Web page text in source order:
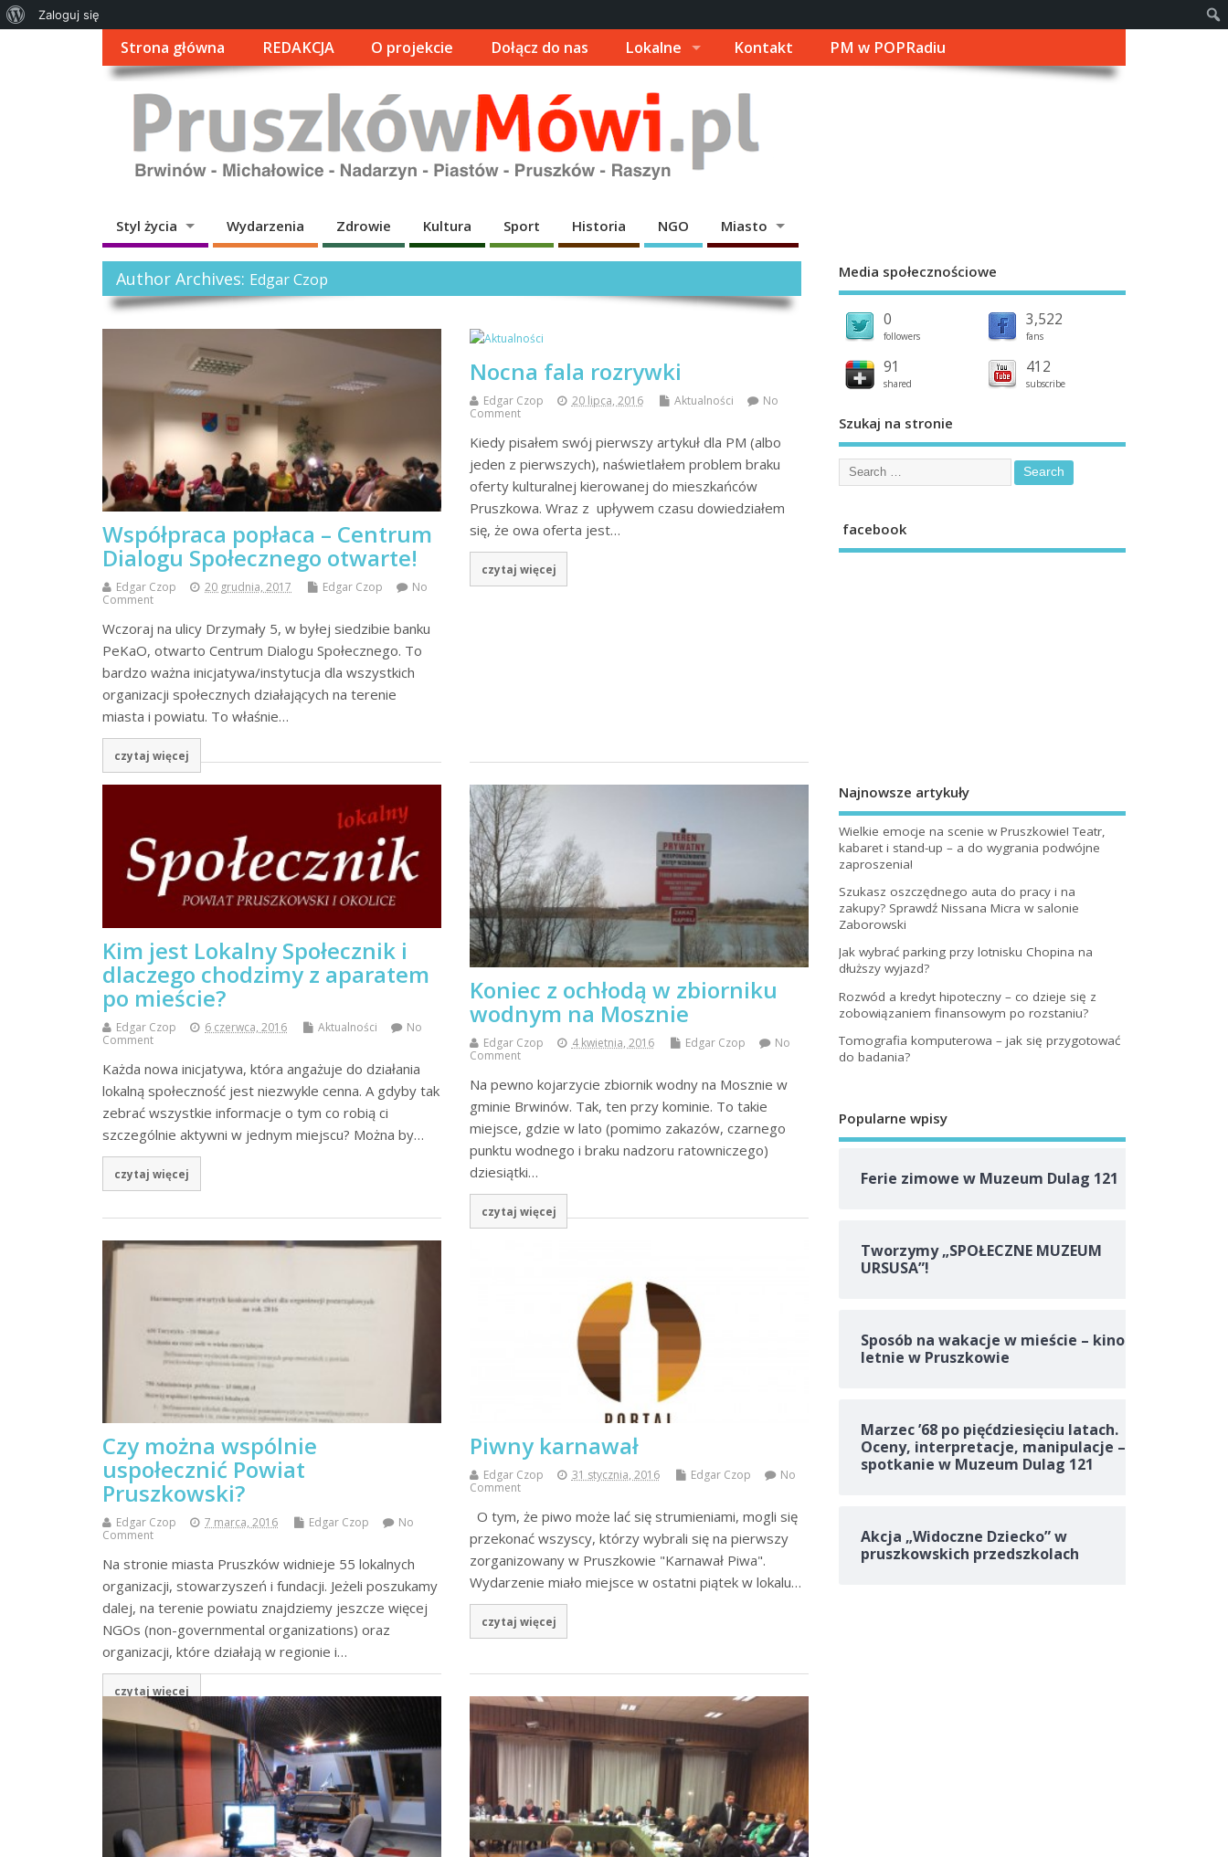
Strona główna REDAKCJA O projekcie Dołącz do nas Lokalne Kontakt PM w POPRadiu
Styl życia Wydarzenia Zdrowie Kultura Sport Historia NGO Miasto
Author Archives: Edgar Czop
Współpraca popłaca – Centrum
Dialogu Społecznego otwarte!
Edgar Czop 20 grudnia, 2017 Edgar Czop
No
Comment
Wczoraj na ulicy Drzymały 5, w byłej siedzibie banku
PeKaO, otwarto Centrum Dialogu Społecznego. To
bardzo ważna inicjatywa/instytucja dla wszystkich
organizacji społecznych działających na terenie
miasta i powiatu. To właśnie…
czytaj więcej
Nocna fala rozrywki
Edgar Czop 20 lipca, 2016 Aktualności
No
Comment
Kiedy pisałem swój pierwszy artykuł dla PM (albo
jeden z pierwszych), naświetlałem problem braku
oferty kulturalnej kierowanej do mieszkańców
Pruszkowa. Wraz z upływem czasu dowiedziałem
się, że owa oferta jest…
czytaj więcej
Kim jest Lokalny Społecznik i
dlaczego chodzimy z aparatem
po mieście?
Edgar Czop 6 czerwca, 2016 Aktualności
No
Comment
Każda nowa inicjatywa, która angażuje do działania
lokalną społeczność jest niezwykle cenna. A gdyby tak
zebrać wszystkie informacje o tym co robią ci
szczególnie aktywni w jednym miejscu? Można by…
czytaj więcej
Koniec z ochłodą w zbiorniku
wodnym na Mosznie
Edgar Czop 4 kwietnia, 2016 Edgar Czop
No
Comment
Na pewno kojarzycie zbiornik wodny na Mosznie w
gminie Brwinów. Tak, ten przy kominie. To takie
miejsce, gdzie w lato (pomimo zakazów, czarnego
punktu wodnego i braku nadzoru ratowniczego)
dziesiątki…
czytaj więcej
Czy można wspólnie
uspołecznić Powiat
Pruszkowski?
Edgar Czop 7 marca, 2016 Edgar Czop
No
Comment
Na stronie miasta Pruszków widnieje 55 lokalnych
organizacji, stowarzyszeń i fundacji. Jeżeli poszukamy
dalej, na terenie powiatu znajdziemy jeszcze więcej
NGOs (non-governmental organizations) oraz
organizacji, które działają w regionie i…
czytaj więcej
Piwny karnawał
Edgar Czop 31 stycznia, 2016 Edgar Czop
No
Comment
O tym, że piwo może lać się strumieniami, mogli się
przekonać wszyscy, którzy wybrali się na pierwszy
zorganizowany w Pruszkowie "Karnawał Piwa".
Wydarzenie miało miejsce w ostatni piątek w lokalu…
czytaj więcej
Media społecznościowe
0
followers
3,522
fans
91
shared
412
subscribe
Szukaj na stronie
facebook
Najnowsze artykuły
Wielkie emocje na scenie w Pruszkowie! Teatr,
kabaret i stand-up – a do wygrania podwójne
zaproszenia!
Szukasz oszczędnego auta do pracy i na
zakupy? Sprawdź Nissana Micra w salonie
Zaborowski
Jak wybrać parking przy lotnisku Chopina na
dłuższy wyjazd?
Rozwód a kredyt hipoteczny – co dzieje się z
zobowiązaniem finansowym po rozstaniu?
Tomografia komputerowa – jak się przygotować
do badania?
Popularne wpisy
Ferie zimowe w Muzeum Dulag 121
Tworzymy „SPOŁECZNE MUZEUM
URSUSA”!
Sposób na wakacje w mieście – kino
letnie w Pruszkowie
Marzec ’68 po pięćdziesięciu latach.
Oceny, interpretacje, manipulacje –
spotkanie w Muzeum Dulag 121
Akcja „Widoczne Dziecko” w
pruszkowskich przedszkolach
Zaloguj się